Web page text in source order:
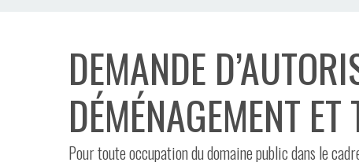
DEMANDE
DÉMÉNAGEMENT
Pour toute occupation du domaine public dans le